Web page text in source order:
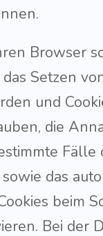
Browser
Setzen
und
die
das
beim
Bei der